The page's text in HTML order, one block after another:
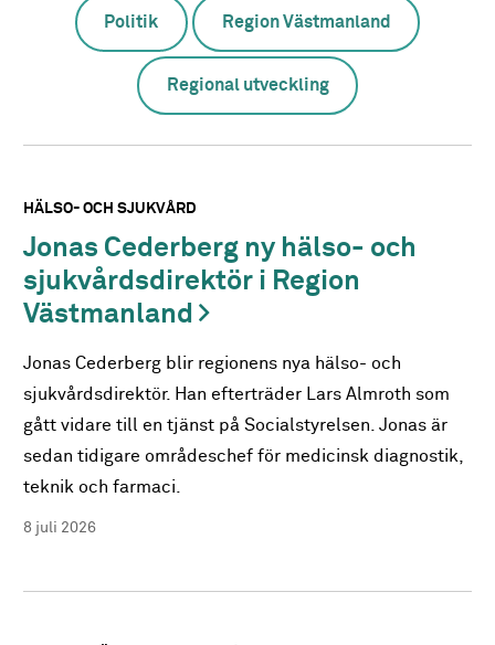
Politik Region Västmanland
Regional utveckling
HÄLSO- OCH SJUKVÅRD
Jonas Cederberg ny hälso- och
sjukvårdsdirektör i Region
Västmanland
Jonas Cederberg blir regionens nya hälso- och
sjukvårdsdirektör. Han efterträder Lars Almroth som
gått vidare till en tjänst på Socialstyrelsen. Jonas är
sedan tidigare områdeschef för medicinsk diagnostik,
teknik och farmaci.
8 juli 2026